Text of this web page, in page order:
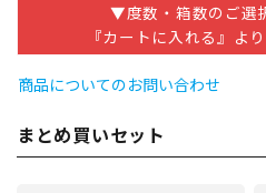
▼度数・箱数のご選
『カートに入れる』よ
商品についてのお問い合わせ
まとめ買いセット